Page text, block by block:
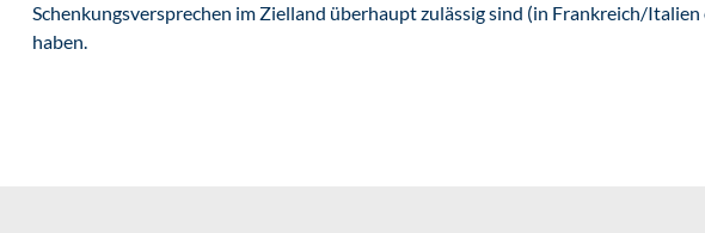
Schenkungsversprechen im Zielland überhaupt zulässig sind (in Frankreich/
haben.